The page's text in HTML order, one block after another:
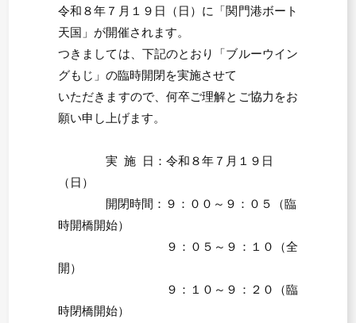
令和８年７月１９日（日）に「関門港ボート
天国」が開催されます。
つきましては、下記のとおり「ブルーウイン
グもじ」の臨時開閉を実施させて
いただきますので、何卒ご理解とご協力をお
願い申し上げます。
実 施 日：令和８年７月１９日
（日）
開閉時間：９：００～９：０５（臨
時開橋開始）
９：０５～９：１０（全
開）
９：１０～９：２０（臨
時閉橋開始）